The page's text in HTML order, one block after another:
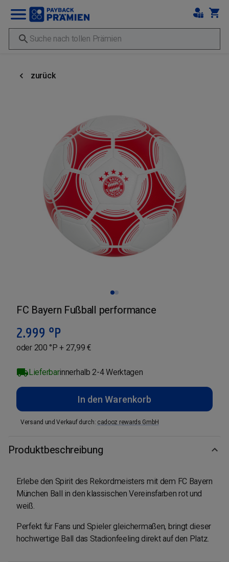
zurück
FC Bayern Fußball performance
2.999 °P
oder 200 °P + 27,99 €
Lieferbarinnerhalb 2-4 Werktagen
In den Warenkorb
Versand und Verkauf durch: cadooz rewards GmbH
Produktbeschreibung
Erlebe den Spirit des Rekordmeisters mit dem FC Bayern
München Ball in den klassischen Vereinsfarben rot und
weiß.
Perfekt für Fans und Spieler gleichermaßen, bringt dieser
hochwertige Ball das Stadionfeeling direkt auf den Platz.